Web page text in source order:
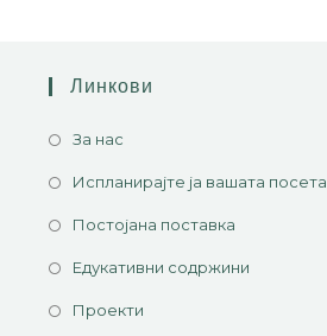
Линкови
За нас
Испланирајте ја вашата посета
Постојана поставка
Едукативни содржини
Проекти